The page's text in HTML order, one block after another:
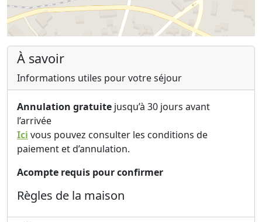
À savoir
Informations utiles pour votre séjour
Annulation gratuite jusqu’à 30 jours avant
l’arrivée
Ici vous pouvez consulter les conditions de
paiement et d’annulation.
Acompte requis pour confirmer
Règles de la maison